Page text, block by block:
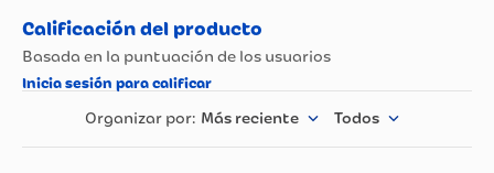
Más reciente Todos